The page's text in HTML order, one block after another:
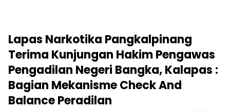
Lapas Narkotika Pangkalpinang
Terima Kunjungan Hakim Pengawas
Pengadilan Negeri Bangka, Kalapas :
Bagian Mekanisme Check And
Balance Peradilan